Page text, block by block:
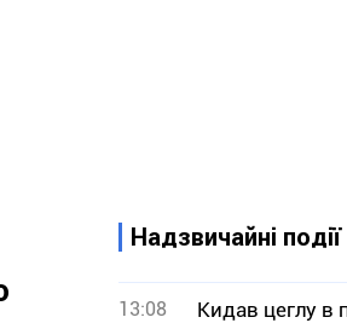
Надзвичайні події
13:08
Кидав цеглу в